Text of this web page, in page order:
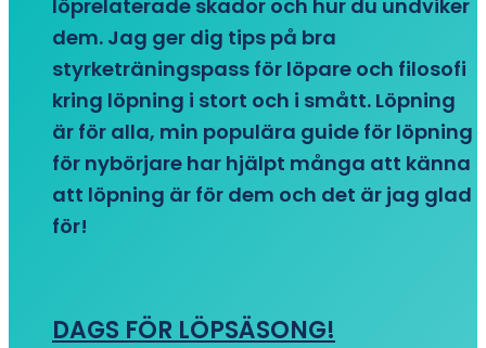
löprelaterade skador och hur du undviker
dem. Jag ger dig tips på bra
styrketräningspass för löpare och filosofi
kring löpning i stort och i smått. Löpning
är för alla, min populära guide för löpning
för nybörjare har hjälpt många att känna
att löpning är för dem och det är jag glad
för!
DAGS FÖR LÖPSÄSONG!